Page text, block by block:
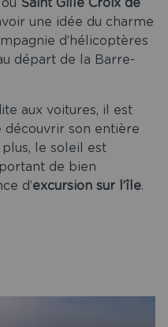
ou Saint Gille Croix de
une idée du charme
d’hélicoptères
départ de la Barre-
aux voitures, il est
son entière
le soleil est
de bien
d’excursion sur l’île.